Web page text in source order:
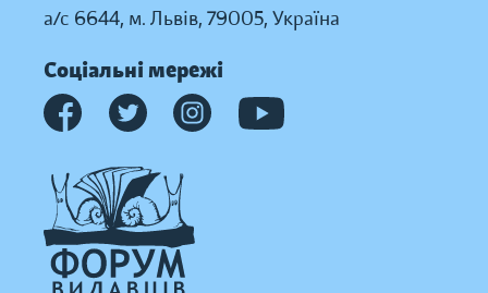
а/с 6644, м. Львів, 79005, Україна
Соціальні мережі